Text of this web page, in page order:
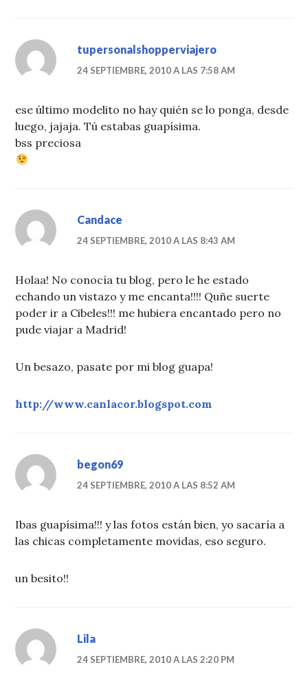
tupersonalshopperviajero
24 SEPTIEMBRE, 2010 A LAS 7:58 AM
ese último modelito no hay quién se lo ponga, desde
luego, jajaja. Tú estabas guapísima.
bss preciosa
Candace
24 SEPTIEMBRE, 2010 A LAS 8:43 AM
Holaa! No conocía tu blog, pero le he estado
echando un vistazo y me encanta!!!! Quñe suerte
poder ir a Cibeles!!! me hubiera encantado pero no
pude viajar a Madrid!
Un besazo, pasate por mi blog guapa!
http://www.canlacor.blogspot.com
begon69
24 SEPTIEMBRE, 2010 A LAS 8:52 AM
Ibas guapísima!!! y las fotos están bien, yo sacaría a
las chicas completamente movidas, eso seguro.
un besito!!
Lila
24 SEPTIEMBRE, 2010 A LAS 2:20 PM